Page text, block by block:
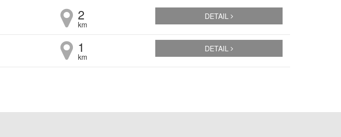
2
km
DETAIL
1
km
DETAIL